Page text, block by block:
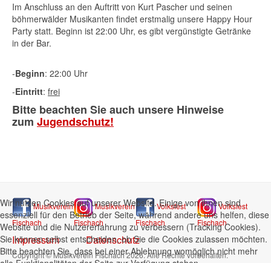
Im Anschluss an den Auftritt von Kurt Pascher und seinen
böhmerwälder Musikanten findet erstmalig unsere Happy Hour
Party statt. Beginn ist 22:00 Uhr, es gibt vergünstigte Getränke
in der Bar.
-Beginn: 22:00 Uhr
-Eintritt: frei
Bitte beachten Sie auch unsere Hinweise
zum Jugendschutz!
Musikverein
Fischach
Musikverein
Fischach
Volksfest
Fischach
Volksfest
Fischach
Impressum Datenschutz
Copyright © Musikverein Fischach 2026. Alle Rechte vorbehalten.
Wir nutzen Cookies auf unserer Website. Einige von ihnen sind
essenziell für den Betrieb der Seite, während andere uns helfen, diese
Website und die Nutzererfahrung zu verbessern (Tracking Cookies).
Sie können selbst entscheiden, ob Sie die Cookies zulassen möchten.
Bitte beachten Sie, dass bei einer Ablehnung womöglich nicht mehr